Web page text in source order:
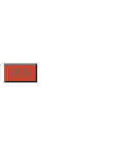
搜索